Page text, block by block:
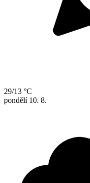
29/13 °C
pondělí 10. 8.